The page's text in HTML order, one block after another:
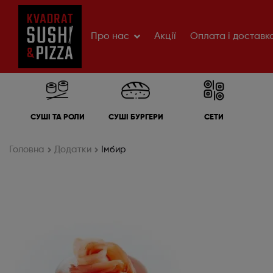
Про нас Акції Оплата і
СУШІ ТА РОЛИ СУШІ БУРГЕРИ СЕТИ
Головна Додатки Імбир